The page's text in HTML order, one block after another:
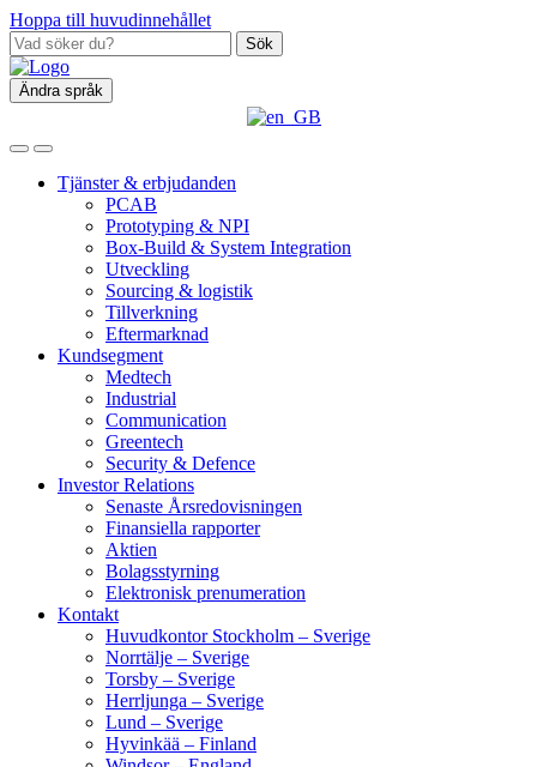
Hoppa till huvudinnehållet
Sök
Ändra språk
Tjänster & erbjudanden
PCAB
Prototyping & NPI
Box‑Build & System Integration
Utveckling
Sourcing & logistik
Tillverkning
Eftermarknad
Kundsegment
Medtech
Industrial
Communication
Greentech
Security & Defence
Investor Relations
Senaste Årsredovisningen
Finansiella rapporter
Aktien
Bolagsstyrning
Elektronisk prenumeration
Kontakt
Huvudkontor Stockholm – Sverige
Norrtälje – Sverige
Torsby – Sverige
Herrljunga – Sverige
Lund – Sverige
Hyvinkää – Finland